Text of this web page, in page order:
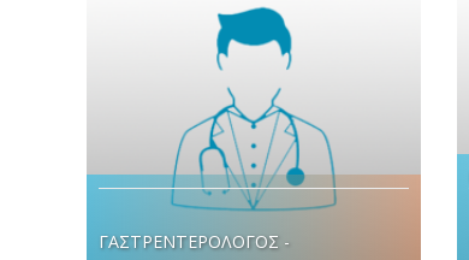
ΓΑΣΤΡΕΝΤΕΡΟΛΟΓΟΣ -